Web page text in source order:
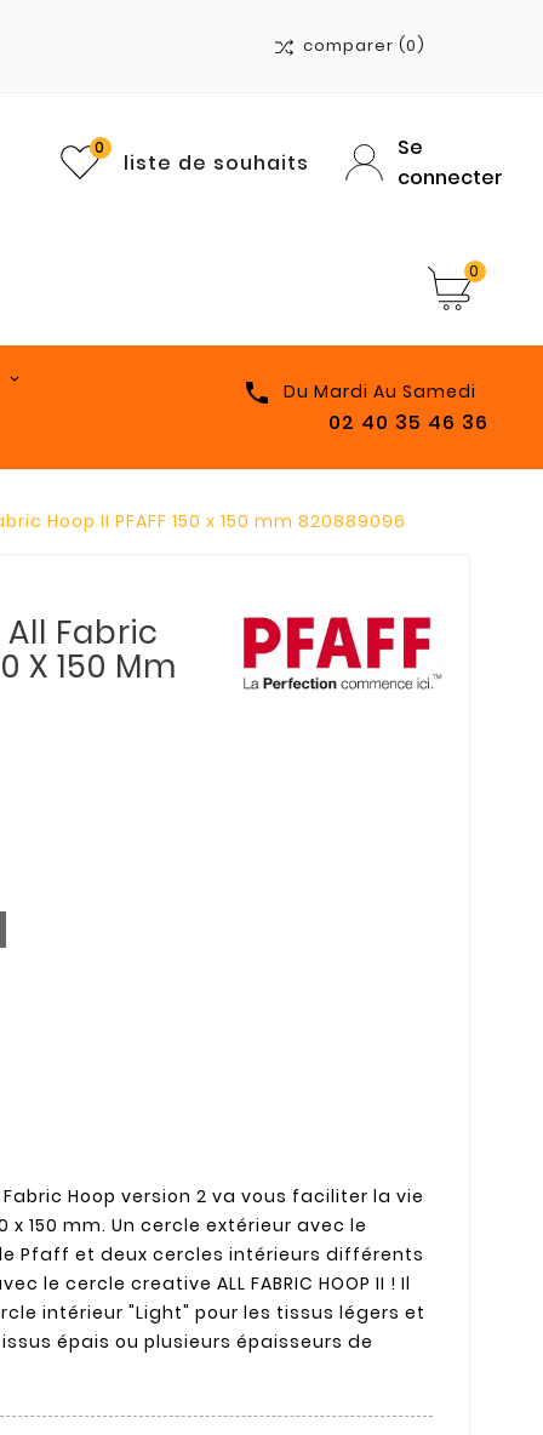
comparer (0)
liste de souhaits
0
Se
connecter
0
 Du Mardi Au Samedi
02 40 35 46 36
Hoop II PFAFF 150 x 150 mm 820889096
Fabric
X 150 Mm
Hoop version 2 va vous faciliter la vie
x 150 mm. Un cercle extérieur avec le
Pfaff et deux cercles intérieurs différents
le cercle creative ALL FABRIC HOOP II ! Il
intérieur "Light" pour les tissus légers et
épais ou plusieurs épaisseurs de